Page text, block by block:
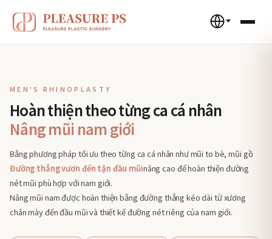
MEN'S RHINOPLASTY
Hoàn thiện theo từng ca cá nhân
Nâng mũi nam giới
Bằng phương pháp tối ưu theo từng ca cá nhân như mũi to bè, mũi gồ
Đường thẳng vươn đến tận đầu mũinâng cao để hoàn thiện đường
nét mũi phù hợp với nam giới.
Nâng mũi nam được hoàn thiện bằng đường thẳng kéo dài từ xương
chân mày đến đầu mũi và thiết kế đường nét riêng của nam giới.